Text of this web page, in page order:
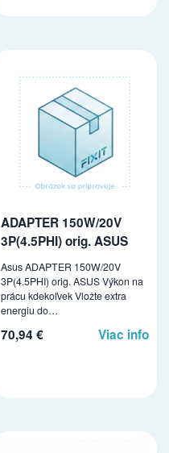
ADAPTER 150W/20V
3P(4.5PHI) orig. ASUS
Asus ADAPTER 150W/20V
3P(4.5PHI) orig. ASUS Výkon na
prácu kdekoľvek Vložte extra
energiu do…
70,94 € Viac info